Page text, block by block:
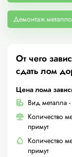
Демонтаж
От чего
сдать лом
Цена лома
Вид металла
Количество
примут
Количество
примут